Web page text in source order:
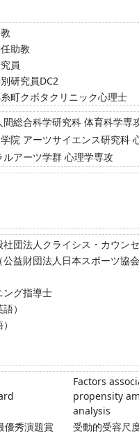
助教
員
研究員DC2
町クボタクリニック心理士
総合科学研究科 体育科学専
院 アーツサイエンス研究
アーツ学群 心理学専攻
団法人クライシス・カウンセ
益財団法人日本スポーツ協会
ング指導士
）
Factors
propensity
analysis
優秀演題賞
受動的受容尺